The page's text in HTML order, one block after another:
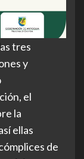
tres
y
el
la
ellas
de